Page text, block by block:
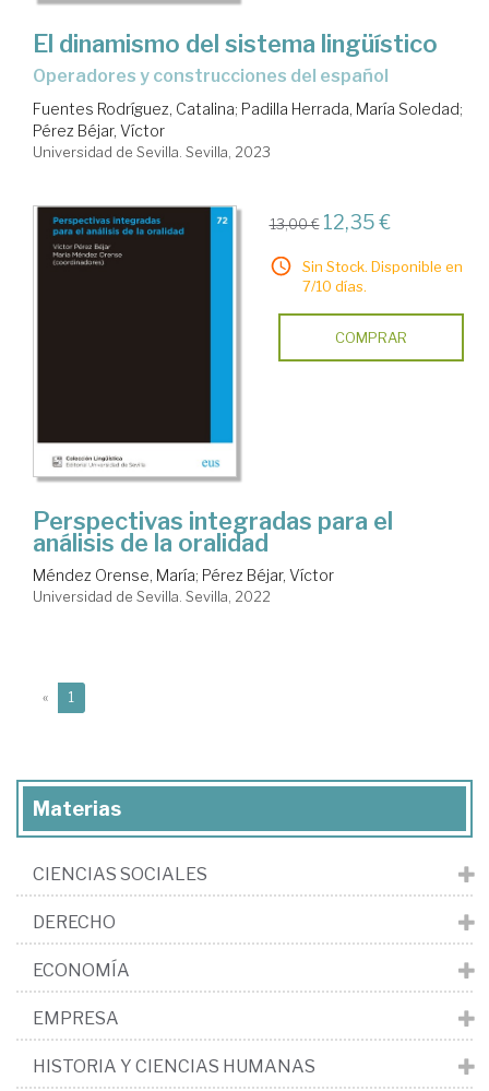
El dinamismo del sistema lingüístico
operadores y construcciones del español
Fuentes Rodríguez, Catalina; Padilla Herrada, María Soledad;
Pérez Béjar, Víctor
Universidad de Sevilla. Sevilla, 2023
13,00 € 12,35 €
Sin Stock. Disponible en
7/10 días.
COMPRAR
Perspectivas integradas para el
análisis de la oralidad
Méndez Orense, María; Pérez Béjar, Víctor
Universidad de Sevilla. Sevilla, 2022
« 1
Materias
CIENCIAS SOCIALES
DERECHO
ECONOMÍA
EMPRESA
HISTORIA Y CIENCIAS HUMANAS